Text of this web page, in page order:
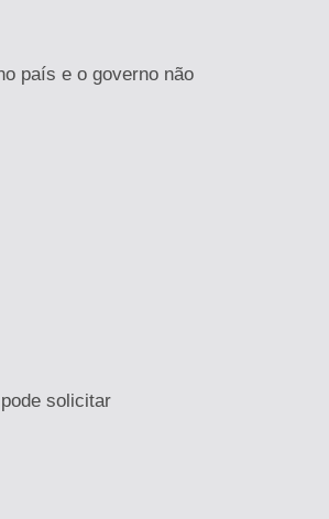
país e o governo não
solicitar